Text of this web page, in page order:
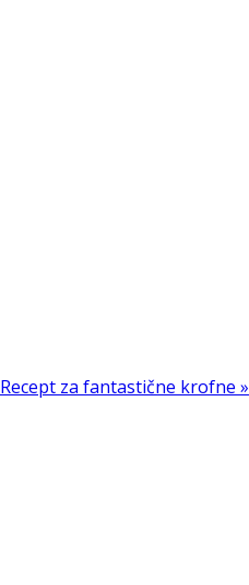
Recept za fantastične krofne »